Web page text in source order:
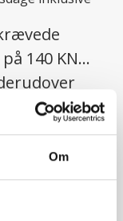
Om
140 KN
af
i alt 150
i alt 70 KN